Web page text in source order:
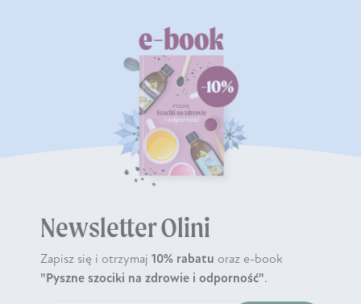
Newsletter Olini
Zapisz się i otrzymaj 10% rabatu oraz e-book
"Pyszne szociki na zdrowie i odporność".